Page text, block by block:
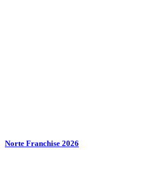
Norte Franchise 2026